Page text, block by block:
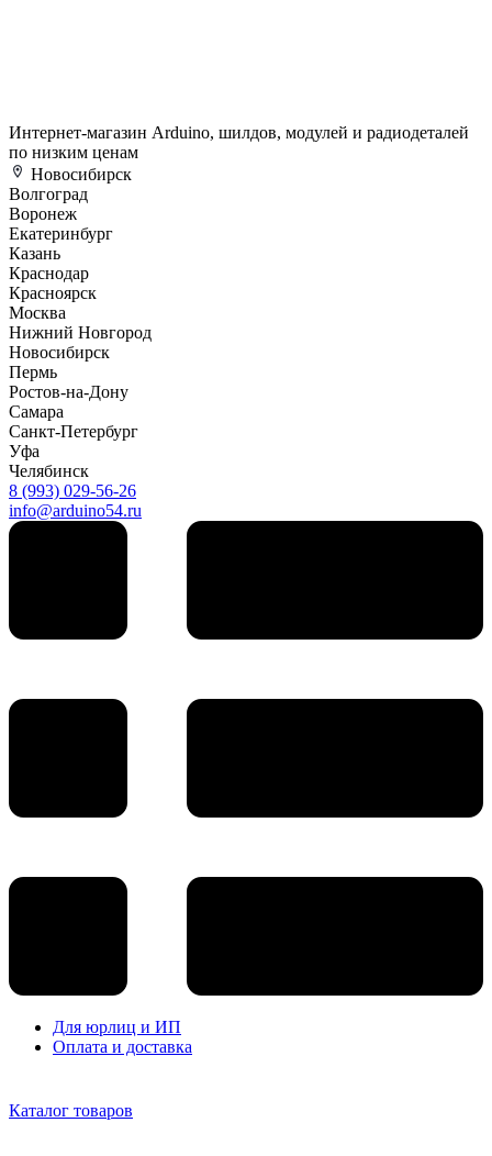
Интернет-магазин Arduino, шилдов, модулей и радиодеталей
по низким ценам
Новосибирск
Волгоград
Воронеж
Екатеринбург
Казань
Краснодар
Красноярск
Москва
Нижний Новгород
Новосибирск
Пермь
Ростов-на-Дону
Самара
Санкт-Петербург
Уфа
Челябинск
8 (993) 029-56-26
info@arduino54.ru
Для юрлиц и ИП
Оплата и доставка
Каталог товаров